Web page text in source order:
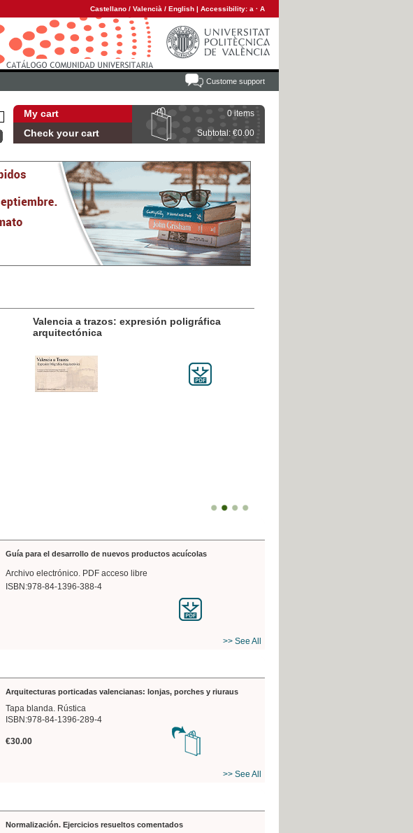
Castellano / Valencià / English | Accessibility: a · A
Custome support
My cart 0 items
Check your cart Subtotal: €0.00
Valencia a trazos: expresión poligráfica
arquitectónica
Guía para el desarrollo de nuevos productos acuícolas
Archivo electrónico. PDF acceso libre
ISBN:978-84-1396-388-4
>> See All
Arquitecturas porticadas valencianas: lonjas, porches y riuraus
Tapa blanda. Rústica
ISBN:978-84-1396-289-4
€30.00
>> See All
Normalización. Ejercicios resueltos comentados